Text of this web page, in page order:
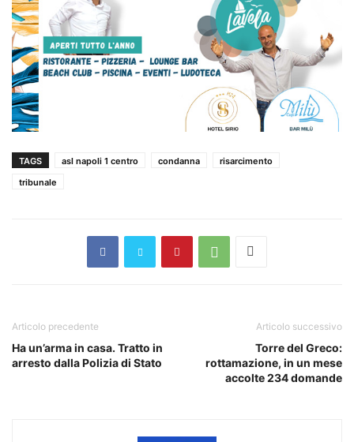
TAGS asl napoli 1 centro condanna
risarcimento
tribunale
Articolo precedente
Ha un’arma in casa. Tratto in
arresto dalla Polizia di Stato
Articolo successivo
Torre del Greco:
rottamazione, in un mese
accolte 234 domande